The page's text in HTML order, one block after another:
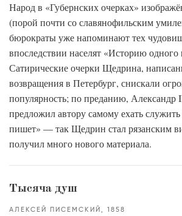
Народ в «Губернских очерках»
(порой почти со славянофильским
бюрократы уже напоминают тех
впоследствии населят «Историю одного
Сатирические очерки Щедрина,
возвращения в Петербург, снискали
популярность; по преданию, Александр
предложил автору самому ехать служить
пишет» — так Щедрин стал рязанским
получил много нового материала.
Тысяча душ
АЛЕКСЕЙ ПИСЕМСКИЙ 1858